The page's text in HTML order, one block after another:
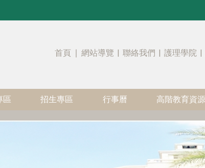
首頁 ∣ 網站導覽 | 聯絡我們 | 護理學院 |
區 招生專區 行事曆 高階教育資源